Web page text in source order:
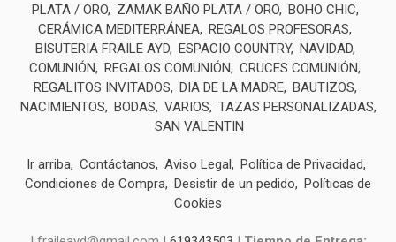
PLATA / ORO
ZAMAK BAÑO PLATA / ORO BOHO CHIC
CERÁMICA MEDITERRÁNEA REGALOS PROFESORAS
BISUTERIA FRAILE AYD ESPACIO COUNTRY NAVIDAD
COMUNIÓN
REGALOS COMUNIÓN
CRUCES COMUNIÓN
REGALITOS INVITADOS
DIA DE LA MADRE BAUTIZOS
NACIMIENTOS
BODAS VARIOS
TAZAS PERSONALIZADAS
SAN VALENTIN
Ir arriba Contáctanos Aviso Legal
Política de Privacidad
Condiciones de Compra Desistir de un pedido
Políticas de
Cookies